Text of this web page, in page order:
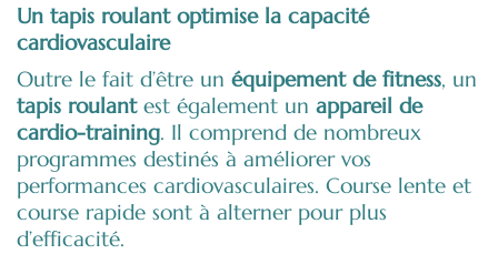
Un tapis roulant optimise la capacité
cardiovasculaire
Outre le fait d’être un équipement de fitness, un
tapis roulantest également un appareil de
cardio-training. Il comprend de nombreux
programmes destinés à améliorer vos
performances cardiovasculaires. Course lente et
course rapide sont à alterner pour plus
d’efficacité.